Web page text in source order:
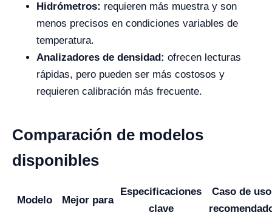
Hidrómetros: requieren más muestra y son
menos precisos en condiciones variables de
temperatura.
Analizadores de densidad: ofrecen lecturas
rápidas, pero pueden ser más costosos y
requieren calibración más frecuente.
Comparación de modelos
disponibles
Modelo Mejor para
Especificaciones
clave
Caso de uso